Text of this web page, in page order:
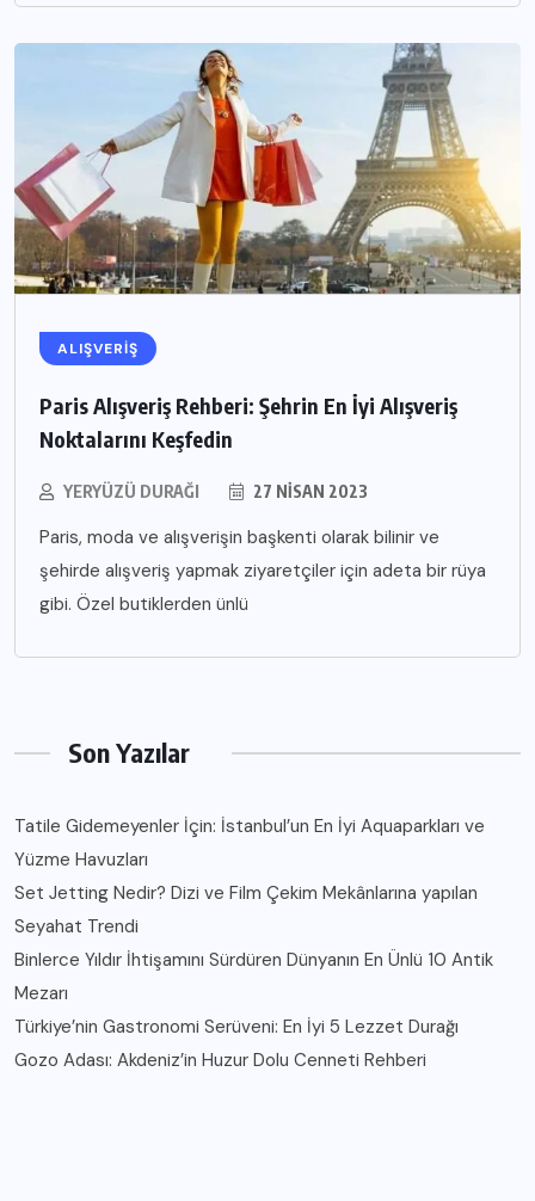
ALIŞVERIŞ
Paris Alışveriş Rehberi: Şehrin En İyi Alışveriş
Noktalarını Keşfedin
YERYÜZÜ DURAĞI 27 NISAN 2023
Paris, moda ve alışverişin başkenti olarak bilinir ve
şehirde alışveriş yapmak ziyaretçiler için adeta bir rüya
gibi. Özel butiklerden ünlü
Son Yazılar
Tatile Gidemeyenler İçin: İstanbul’un En İyi Aquaparkları ve
Yüzme Havuzları
Set Jetting Nedir? Dizi ve Film Çekim Mekânlarına yapılan
Seyahat Trendi
Binlerce Yıldır İhtişamını Sürdüren Dünyanın En Ünlü 10 Antik
Mezarı
Türkiye’nin Gastronomi Serüveni: En İyi 5 Lezzet Durağı
Gozo Adası: Akdeniz’in Huzur Dolu Cenneti Rehberi